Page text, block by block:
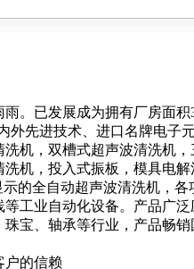
波清洗机设备
超声波清洗机
黄江超声波清
江超声波清洗
。已发展成为拥有厂房面积
外先进技术、进口名牌电子元
机，双槽式超声波清洗机，
机，投入式振板，模具电解
的全自动超声波清洗机，各
工业自动化设备。产品广泛
宝、轴承等行业，产品畅销
户的信赖